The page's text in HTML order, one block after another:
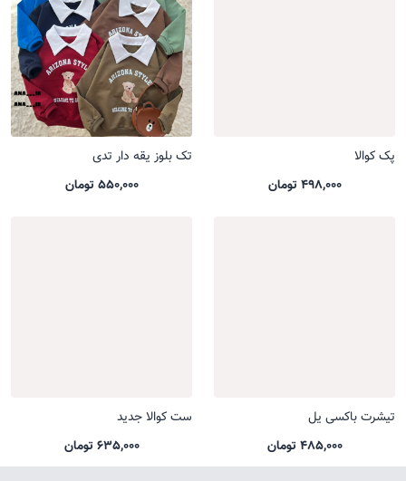
پک کوالا
498,000 تومان
تک بلوز یقه دار تدی
550,000 تومان
تیشرت باکسی یل
485,000 تومان
ست کوالا جدید
635,000 تومان